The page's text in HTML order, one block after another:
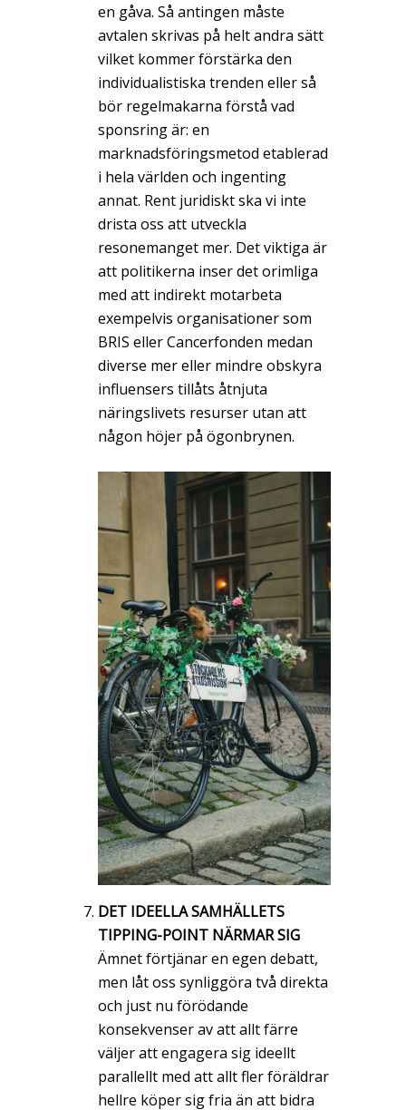
en gåva. Så antingen måste
avtalen skrivas på helt andra sätt
vilket kommer förstärka den
individualistiska trenden eller så
bör regelmakarna förstå vad
sponsring är: en
marknadsföringsmetod etablerad
i hela världen och ingenting
annat. Rent juridiskt ska vi inte
drista oss att utveckla
resonemanget mer. Det viktiga är
att politikerna inser det orimliga
med att indirekt motarbeta
exempelvis organisationer som
BRIS eller Cancerfonden medan
diverse mer eller mindre obskyra
influensers tillåts åtnjuta
näringslivets resurser utan att
någon höjer på ögonbrynen.
DET IDEELLA SAMHÄLLETS
TIPPING-POINT NÄRMAR SIG
Ämnet förtjänar en egen debatt,
men låt oss synliggöra två direkta
och just nu förödande
konsekvenser av att allt färre
väljer att engagera sig ideellt
parallellt med att allt fler föräldrar
hellre köper sig fria än att bidra